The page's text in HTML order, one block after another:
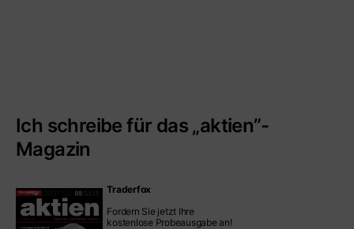
Ich schreibe für das „aktien”-
Magazin
Traderfox
Fordern Sie jetzt Ihre
kostenlose Probeausgabe an!